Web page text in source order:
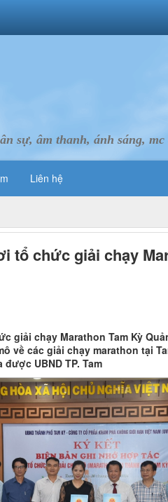
sự, âm thanh, ánh sáng, mc
Liên hệ
tổ chức giải chạy
giải chạy Marathon Tam Kỳ
về các giải chạy marathon tại
được UBND TP. Tam